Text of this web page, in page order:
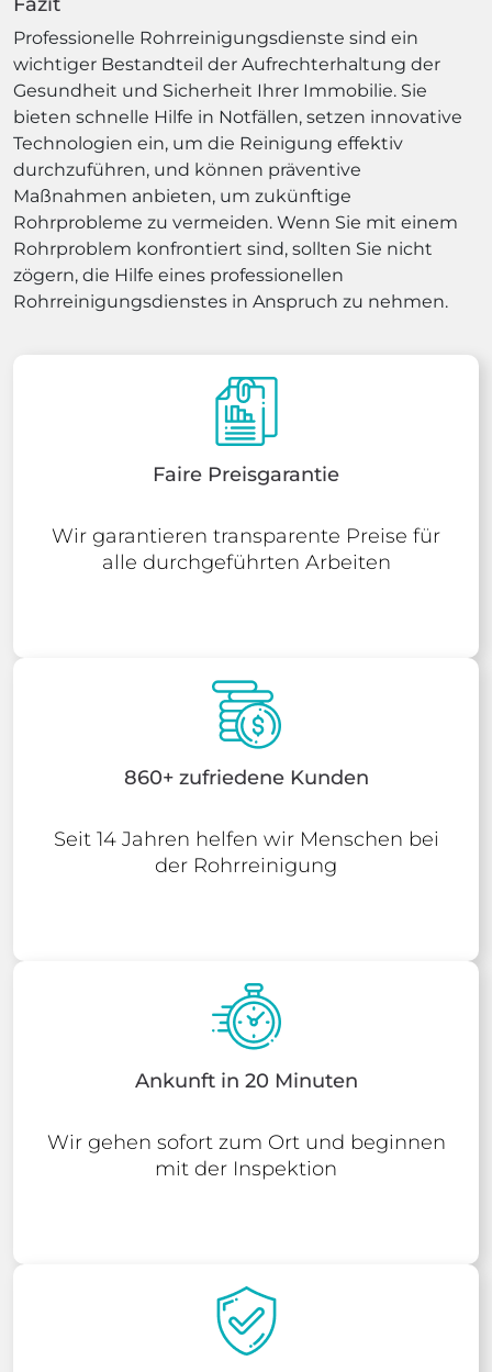
Professionelle Rohrreinigungsdienste sind ein
wichtiger Bestandteil der Aufrechterhaltung der
Gesundheit und Sicherheit Ihrer Immobilie. Sie
bieten schnelle Hilfe in Notfällen, setzen innovative
Technologien ein, um die Reinigung effektiv
durchzuführen, und können präventive
Maßnahmen anbieten, um zukünftige
Rohrprobleme zu vermeiden. Wenn Sie mit einem
Rohrproblem konfrontiert sind, sollten Sie nicht
zögern, die Hilfe eines professionellen
Rohrreinigungsdienstes in Anspruch zu nehmen.
Faire Preisgarantie
Wir garantieren transparente Preise für
alle durchgeführten Arbeiten
860+ zufriedene Kunden
Seit 14 Jahren helfen wir Menschen bei
der Rohrreinigung
Ankunft in 20 Minuten
Wir gehen sofort zum Ort und beginnen
mit der Inspektion